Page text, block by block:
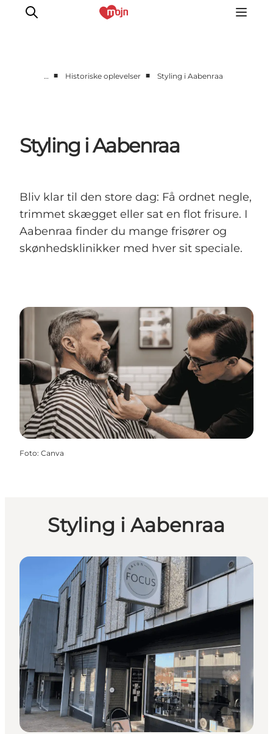
Natur
Overnatning
Planlæg din tur
… ■ Historiske oplevelser ■ Styling i Aabenraa
Styling i Aabenraa
Bliv klar til den store dag: Få ordnet negle,
trimmet skægget eller sat en flot frisure. I
Aabenraa finder du mange frisører og
skønhedsklinikker med hver sit speciale.
Foto: Canva
Styling i Aabenraa